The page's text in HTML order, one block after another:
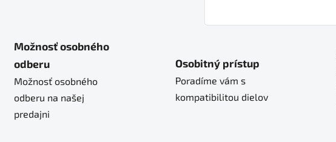
Možnosť osobného
odberu
Možnosť osobného
odberu na našej
predajni
Osobitný prístup
Poradíme vám s
kompatibilitou dielov